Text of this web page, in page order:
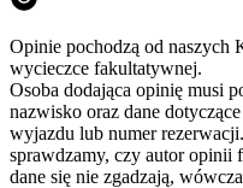
Opinie pochodzą od
wycieczce fakultatywnej.
Osoba dodająca opinię musi
nazwisko oraz dane
wyjazdu lub numer
sprawdzamy, czy autor opinii
dane się nie zgadzają,